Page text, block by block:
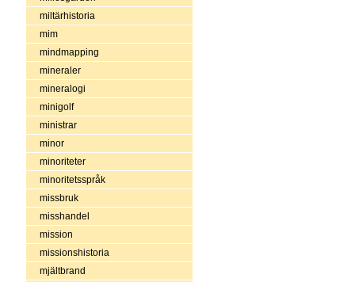
miltärhistoria
mim
mindmapping
mineraler
mineralogi
minigolf
ministrar
minor
minoriteter
minoritetsspråk
missbruk
misshandel
mission
missionshistoria
mjältbrand